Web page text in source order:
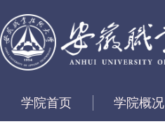
学院首页 学院概况